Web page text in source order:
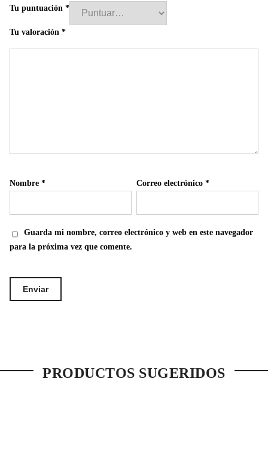
Tu puntuación *
Tu valoración *
Nombre * Correo electrónico*
Guarda mi nombre, correo electrónico y web en este navegador
para la próxima vez que comente.
PRODUCTOS SUGERIDOS